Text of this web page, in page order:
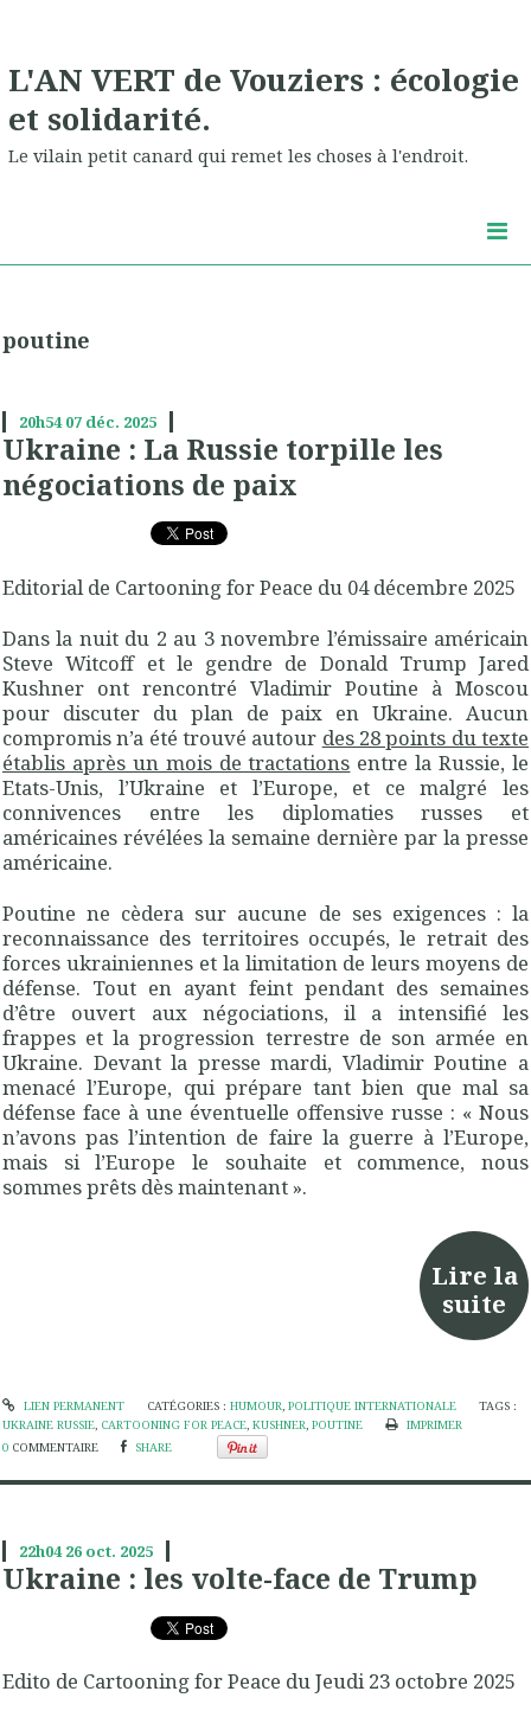
L'AN VERT de Vouziers : écologie
et solidarité.
Le vilain petit canard qui remet les choses à l'endroit.
poutine
20h54 07 déc. 2025
Ukraine : La Russie torpille les
négociations de paix
Editorial de Cartooning for Peace du 04 décembre 2025
Dans la nuit du 2 au 3 novembre l’émissaire américain
Steve Witcoff et le gendre de Donald Trump Jared
Kushner ont rencontré Vladimir Poutine à Moscou
pour discuter du plan de paix en Ukraine. Aucun
compromis n’a été trouvé autour des 28 points du texte
établis après un mois de tractations entre la Russie, le
Etats-Unis, l’Ukraine et l’Europe, et ce malgré les
connivences entre les diplomaties russes et
américaines révélées la semaine dernière par la presse
américaine.
Poutine ne cèdera sur aucune de ses exigences : la
reconnaissance des territoires occupés, le retrait des
forces ukrainiennes et la limitation de leurs moyens de
défense. Tout en ayant feint pendant des semaines
d’être ouvert aux négociations, il a intensifié les
frappes et la progression terrestre de son armée en
Ukraine. Devant la presse mardi, Vladimir Poutine a
menacé l’Europe, qui prépare tant bien que mal sa
défense face à une éventuelle offensive russe : « Nous
n’avons pas l’intention de faire la guerre à l’Europe,
mais si l’Europe le souhaite et commence, nous
sommes prêts dès maintenant ».
Lire la
suite
LIEN PERMANENT CATÉGORIES : HUMOUR, POLITIQUE INTERNATIONALE
TAGS :
UKRAINE RUSSIE, CARTOONING FOR PEACE, KUSHNER, POUTINE
IMPRIMER
0 COMMENTAIRE SHARE
22h04 26 oct. 2025
Ukraine : les volte-face de Trump
Edito de Cartooning for Peace du Jeudi 23 octobre 2025